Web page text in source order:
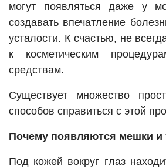
могут появляться даже у
создавать впечатление
усталости. К счастью, не
к косметическим
средствам.
Существует множество
способов справиться с этой
Почему появляются мешки и
Под кожей вокруг глаз